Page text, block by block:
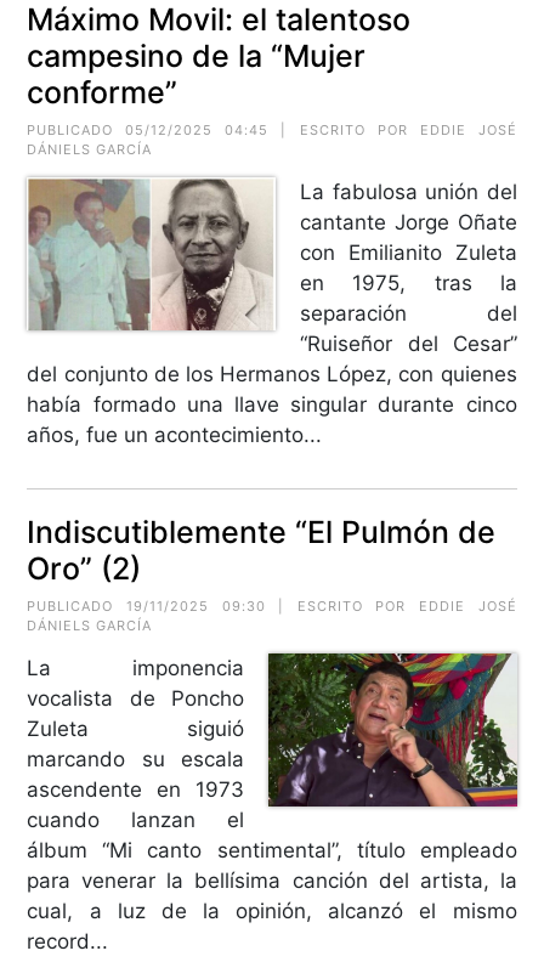
Máximo Movil: el talentoso
campesino de la “Mujer
conforme”
PUBLICADO 05/12/2025 04:45 | ESCRITO POR EDDIE JOSÉ
DÁNIELS GARCÍA
La fabulosa unión del
cantante Jorge Oñate
con Emilianito Zuleta
en 1975, tras la
separación del
“Ruiseñor del Cesar”
del conjunto de los Hermanos López, con quienes
había formado una llave singular durante cinco
años, fue un acontecimiento...
Indiscutiblemente “El Pulmón de
Oro” (2)
PUBLICADO 19/11/2025 09:30 | ESCRITO POR EDDIE JOSÉ
DÁNIELS GARCÍA
La imponencia
vocalista de Poncho
Zuleta siguió
marcando su escala
ascendente en 1973
cuando lanzan el
álbum “Mi canto sentimental”, título empleado
para venerar la bellísima canción del artista, la
cual, a luz de la opinión, alcanzó el mismo
record...